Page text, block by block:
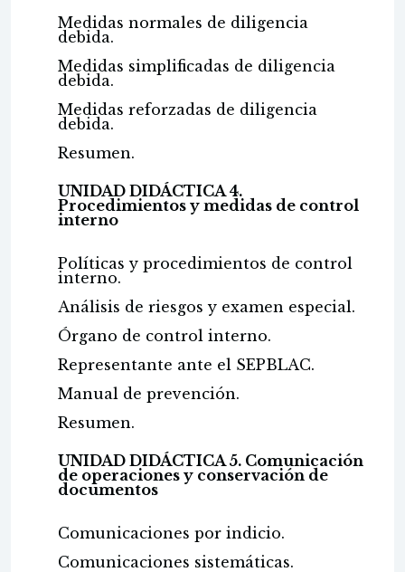
Medidas normales de diligencia
debida.
Medidas simplificadas de diligencia
debida.
Medidas reforzadas de diligencia
debida.
Resumen.
UNIDAD DIDÁCTICA 4.
Procedimientos y medidas de control
interno
Políticas y procedimientos de control
interno.
Análisis de riesgos y examen especial.
Órgano de control interno.
Representante ante el SEPBLAC.
Manual de prevención.
Resumen.
UNIDAD DIDÁCTICA 5. Comunicación
de operaciones y conservación de
documentos
Comunicaciones por indicio.
Comunicaciones sistemáticas.